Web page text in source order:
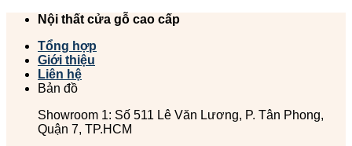
Chuyển
dung
Nội thất cửa gỗ cao cấp
Tổng hợp
Giới thiệu
Liên hệ
Bản đồ
Showroom 1: Số 511 Lê Văn Lương, P. Tân Phong,
Quận 7, TP.HCM